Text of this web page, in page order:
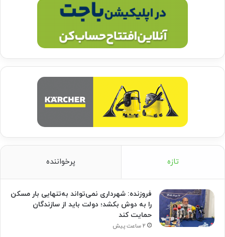
تازه پرخواننده
فروزنده: شهرداری نمی‌تواند به‌تنهایی بار مسکن
را به دوش بکشد؛ دولت باید از سازندگان
حمایت کند
۲ ساعت پیش